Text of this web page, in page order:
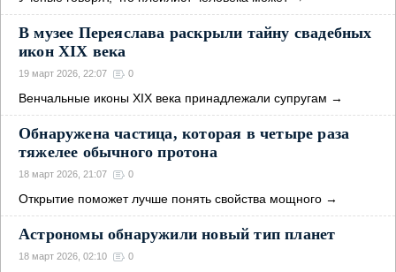
В музее Переяслава раскрыли тайну свадебных
икон XIX века
19 март 2026, 22:07 0
Венчальные иконы XIX века принадлежали супругам →
Обнаружена частица, которая в четыре раза
тяжелее обычного протона
18 март 2026, 21:07 0
Открытие поможет лучше понять свойства мощного →
Астрономы обнаружили новый тип планет
18 март 2026, 02:10 0